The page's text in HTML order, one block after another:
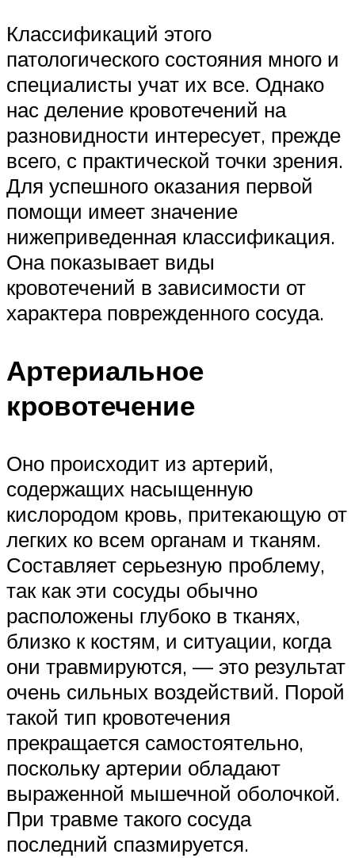
Классификаций этого
патологического состояния много и
специалисты учат их все. Однако
нас деление кровотечений на
разновидности интересует, прежде
всего, с практической точки зрения.
Для успешного оказания первой
помощи имеет значение
нижеприведенная классификация.
Она показывает виды
кровотечений в зависимости от
характера поврежденного сосуда.
Артериальное
кровотечение
Оно происходит из артерий,
содержащих насыщенную
кислородом кровь, притекающую от
легких ко всем органам и тканям.
Составляет серьезную проблему,
так как эти сосуды обычно
расположены глубоко в тканях,
близко к костям, и ситуации, когда
они травмируются, — это результат
очень сильных воздействий. Порой
такой тип кровотечения
прекращается самостоятельно,
поскольку артерии обладают
выраженной мышечной оболочкой.
При травме такого сосуда
последний спазмируется.